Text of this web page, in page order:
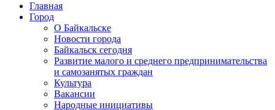
Главная
Город
О Байкальске
Новости города
Байкальск сегодня
Развитие малого и среднего предпринимательства
и самозанятых граждан
Культура
Вакансии
Народные инициативы